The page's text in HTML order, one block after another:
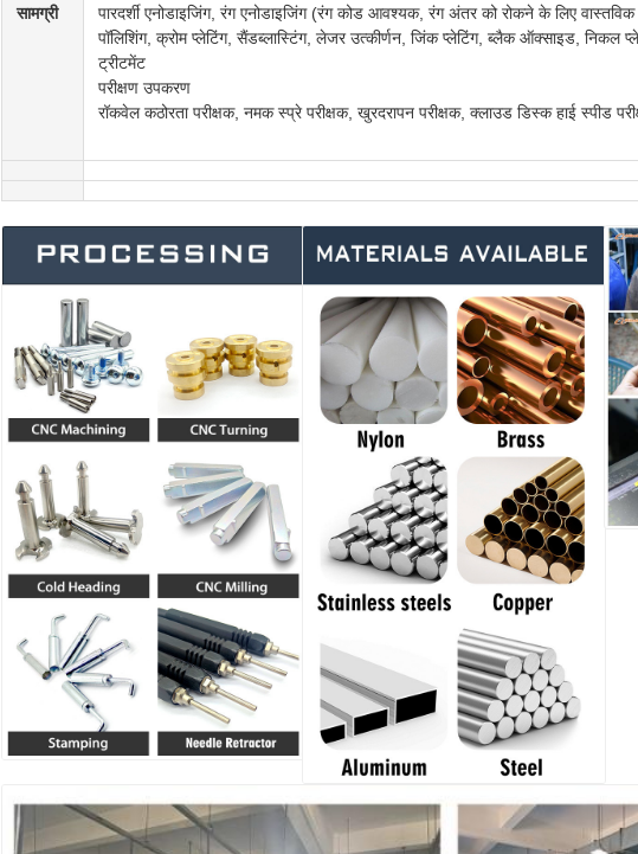
सामग्री
पारदर्शी एनोडाइजिंग, रंग एनोडाइजिंग (रंग कोड आवश्यक, रंग अंतर को रोकने के लिए
पॉलिशिंग, क्रोम प्लेटिंग, सैंडब्लास्टिंग, लेजर उत्कीर्णन, जिंक प्लेटिंग, ब्लैक ऑक्साइड, निकल
ट्रीटमेंट
परीक्षण उपकरण
रॉकवेल कठोरता परीक्षक, नमक स्प्रे परीक्षक, खुरदरापन परीक्षक, क्लाउड डिस्क हाई स्पीड